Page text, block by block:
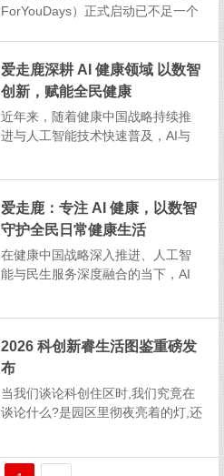
ForYouDays）正式启动已不足一个
正式开启，并持续至7月3日。对比
去年，今年美区年中促呈现三大显
爱走鹿深耕 AI 健康领域 以数智
创新，赋能全民健康
近年来，随着健康中国战略持续推
进与人工智能技术快速普及，AI与
持以技术创新为核心，聚焦日常健
康管理、运动数据量化、健康行为
激励等民生场景，稳...
爱走鹿：专注 AI 健康，以数智
守护全民日常健康生活
在健康中国战略深入推进、人工智
能与民生服务深度融合的当下，AI
注用数智化手段打通健康管理的最
后一公里，让智能科技真正服务于
普通人的日常健康。...
2026 科创新睿生活图鉴重磅发
布
当我们谈论科创住区时,我们究竟在
谈论什么?是园区里彻夜亮着的灯,还
的思考,凤凰网携手北京城建龍樾海